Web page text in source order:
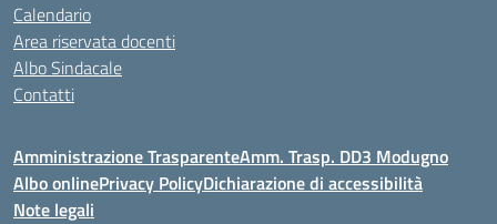
Calendario
Area riservata docenti
Albo Sindacale
Contatti
Amministrazione TrasparenteAmm. Trasp. DD3 Modugno
Albo onlinePrivacy PolicyDichiarazione di accessibilità
Note legali